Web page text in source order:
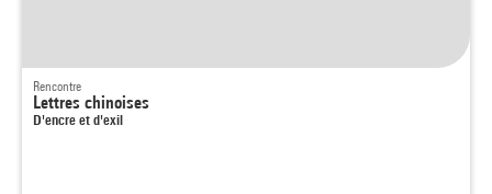
Rencontre
Lettres chinoises
D'encre et d'exil